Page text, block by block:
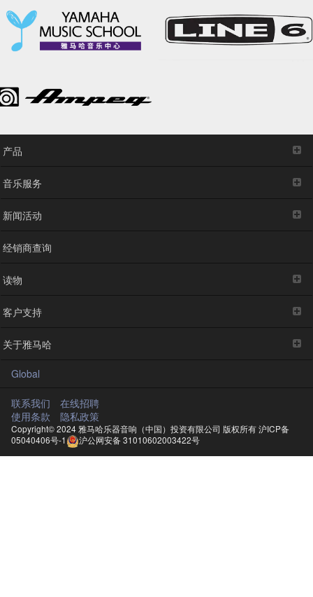
产品
音乐服务
新闻活动
经销商查询
读物
客户支持
关于雅马哈
Global
联系我们
在线招聘
使用条款
隐私政策
Copyright© 2024 雅马哈乐器音响（中国）投资有限公司 版权所有沪ICP备
05040406号-1
沪公网安备 31010602003422号